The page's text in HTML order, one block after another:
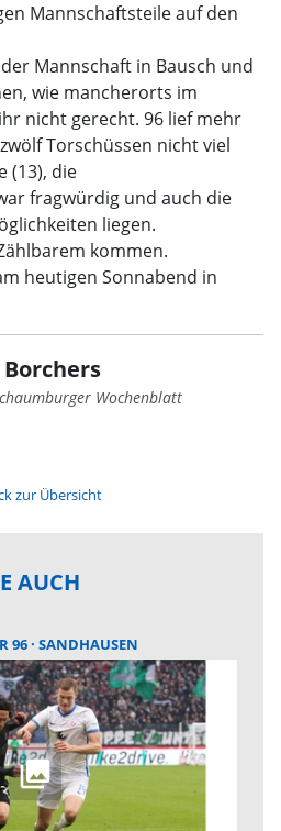
Mannschaftsteile auf den
Mannschaft in Bausch und
wie mancherorts im
nicht gerecht. 96 lief mehr
Torschüssen nicht viel
(13), die
fragwürdig und auch die
liegen.
kommen.
heutigen Sonnabend in
Wochenblatt
zur Übersicht
AUCH
96 SANDHAUSEN